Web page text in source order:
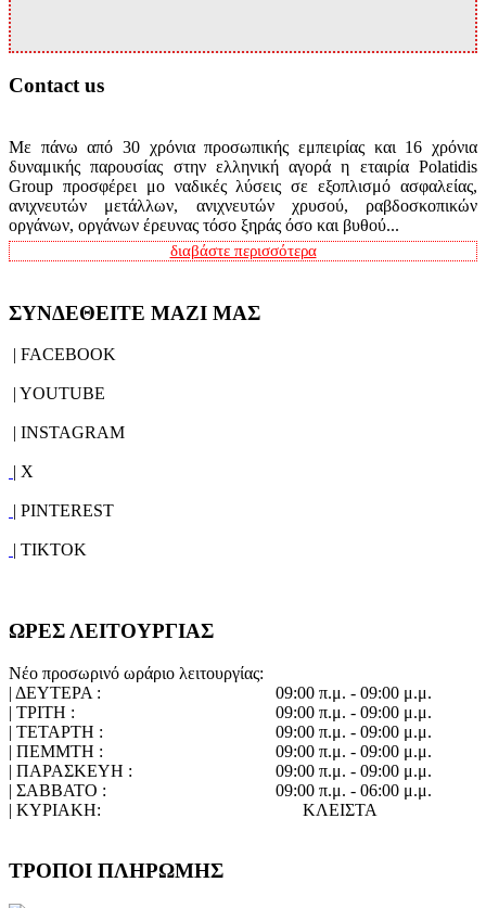
Contact us
Με πάνω από 30 χρόνια προσωπικής εμπειρίας και 16 χρόνια
δυναμικής παρουσίας στην ελληνική αγορά η εταιρία Polatidis
Group προσφέρει μο ναδικές λύσεις σε εξοπλισμό ασφαλείας,
ανιχνευτών μετάλλων, ανιχνευτών χρυσού, ραβδοσκοπικών
οργάνων, οργάνων έρευνας τόσο ξηράς όσο και βυθού...
διαβάστε περισσότερα
ΣΥΝΔΕΘΕΙΤΕ ΜΑΖΙ ΜΑΣ
| FACEBOOK
| YOUTUBE
| INSTAGRAM
| X
| PINTEREST
| TIKTOK
ΩΡΕΣ ΛΕΙΤΟΥΡΓΙΑΣ
Νέο προσωρινό ωράριο λειτουργίας:
| ΔΕΥΤΕΡΑ :
09:00 π.μ. - 09:00 μ.μ.
| ΤΡΙΤΗ :
09:00 π.μ. - 09:00 μ.μ.
| ΤΕΤΑΡΤΗ :
09:00 π.μ. - 09:00 μ.μ.
| ΠΕΜΜΤΗ :
09:00 π.μ. - 09:00 μ.μ.
| ΠΑΡΑΣΚΕΥΗ :
09:00 π.μ. - 09:00 μ.μ.
| ΣΑΒΒΑΤΟ :
09:00 π.μ. - 06:00 μ.μ.
| ΚΥΡΙΑΚΗ:
ΚΛΕΙΣΤΑ
ΤΡΟΠΟΙ ΠΛΗΡΩΜΗΣ